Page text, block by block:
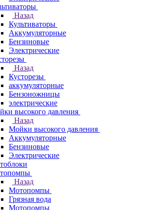
Назад
Культиваторы
Аккумуляторные
Бензиновые
Электрические
Назад
Кусторезы
аккумуляторные
Бензоножницы
электрические
высокого давления
Назад
Мойки высокого давления
Аккумуляторные
Бензиновые
Электрические
Назад
Мотопомпы
Грязная вода
Мотопомпы